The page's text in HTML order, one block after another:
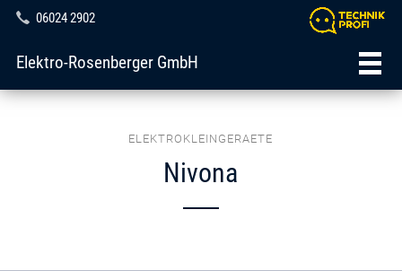
06024 2902
Elektro-Rosenberger GmbH
ELEKTROKLEINGERAETE
Nivona